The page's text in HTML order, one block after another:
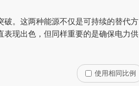
破。这两种能源不仅是可持续的替代方
现出色，但同样重要的是确保电力供
使用相同比例